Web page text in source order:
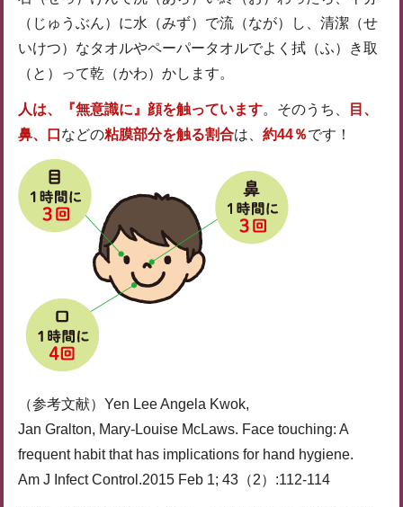
（じゅうぶん）に水（みず）で流（なが）し、清潔（せ
いけつ）なタオルやペーパータオルでよく拭（ふ）き取
（と）って乾（かわ）かします。
人は、『無意識に』顔を触っています。そのうち、
目、
鼻、口 などの粘膜部分を触る割合は、 約44％です！
（参考文献）Yen Lee Angela Kwok,
Jan Gralton, Mary-Louise McLaws. Face touching: A
frequent habit that has implications for hand hygiene.
Am J Infect Control.2015 Feb 1; 43（2）:112-114